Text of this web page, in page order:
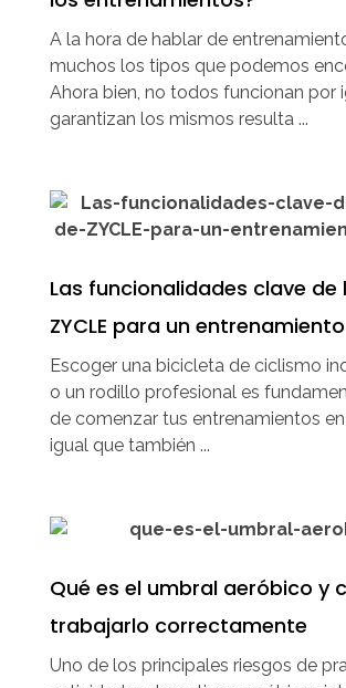
A la hora de hablar de
muchos los tipos que podemos
Ahora bien, no todos funcionan por
garantizan los mismos resulta ...
Las funcionalidades clave de
ZYCLE para un
Escoger una bicicleta de ciclismo
o un rodillo profesional es
de comenzar tus entrenamientos
igual que también ...
Qué es el umbral aeróbico y
trabajarlo correctamente
Uno de los principales riesgos de